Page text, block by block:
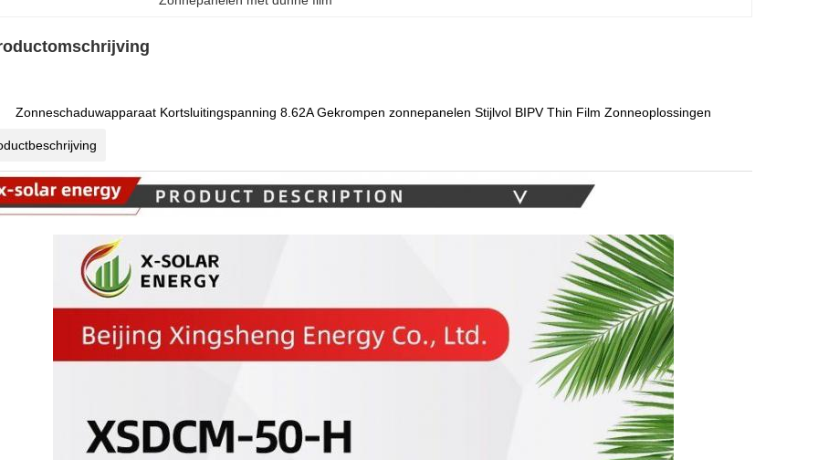
Zonneschaduwapparaat Kortsluitingspanning 8.62A Gekrompen zonnepanelen Stijlvol BIPV Thin Film Zonneoplossingen